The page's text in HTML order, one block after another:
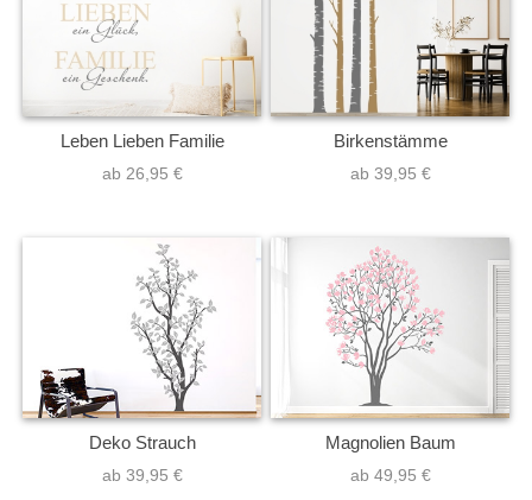
Leben Lieben Familie
ab 26,95 €
Birkenstämme
ab 39,95 €
Deko Strauch
ab 39,95 €
Magnolien Baum
ab 49,95 €